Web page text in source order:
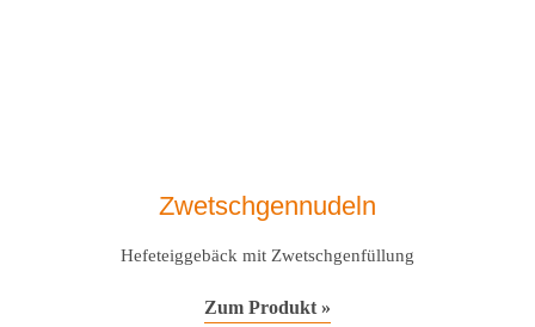
Zwetschgennudeln
Hefeteiggebäck mit Zwetschgenfüllung
Zum Produkt »